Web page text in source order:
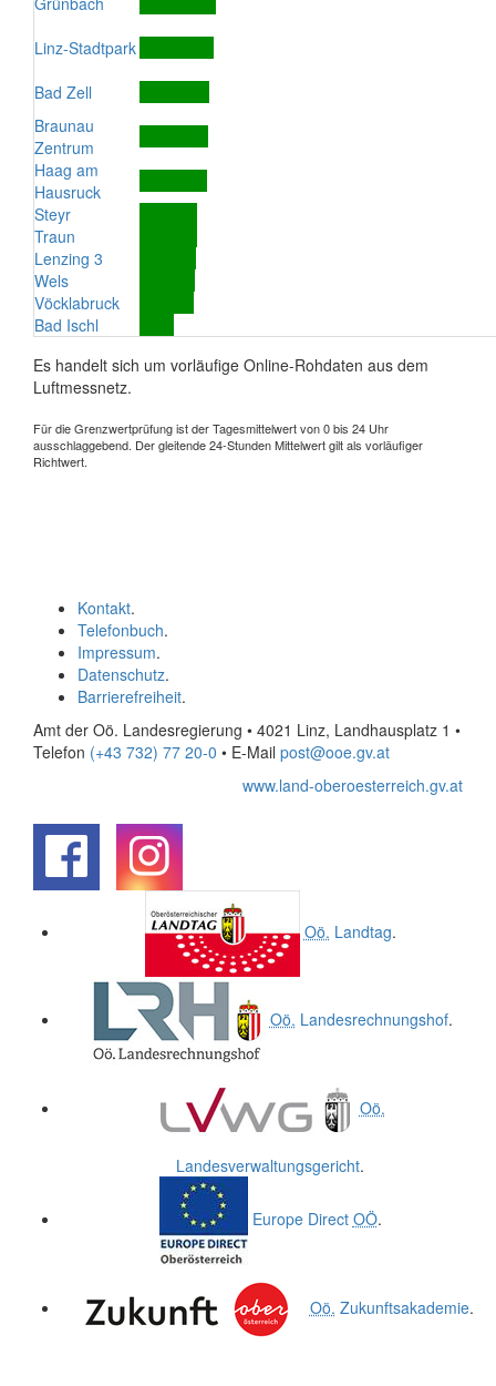
Linz-Stadtpark
Bad Zell
Braunau
Zentrum
Haag am
Hausruck
Steyr
Traun
Lenzing 3
Wels
Vöcklabruck
Bad Ischl
Es handelt sich um vorläufige Online-Rohdaten aus dem
Luftmessnetz.
Für die Grenzwertprüfung ist der Tagesmittelwert von 0 bis 24 Uhr
ausschlaggebend. Der gleitende 24-Stunden Mittelwert gilt als vorläufiger
Richtwert.
Kontakt.
Telefonbuch.
Impressum.
Datenschutz.
Barrierefreiheit.
Amt der Oö. Landesregierung • 4021 Linz, Landhausplatz 1 •
Telefon (+43 732) 77 20-0 • E-Mail post@ooe.gv.at
www.land-oberoesterreich.gv.at
Oö. Landtag.
Oö. Landesrechnungshof.
Oö.
Landesverwaltungsgericht.
Europe Direct OÖ.
Oö. Zukunftsakademie.